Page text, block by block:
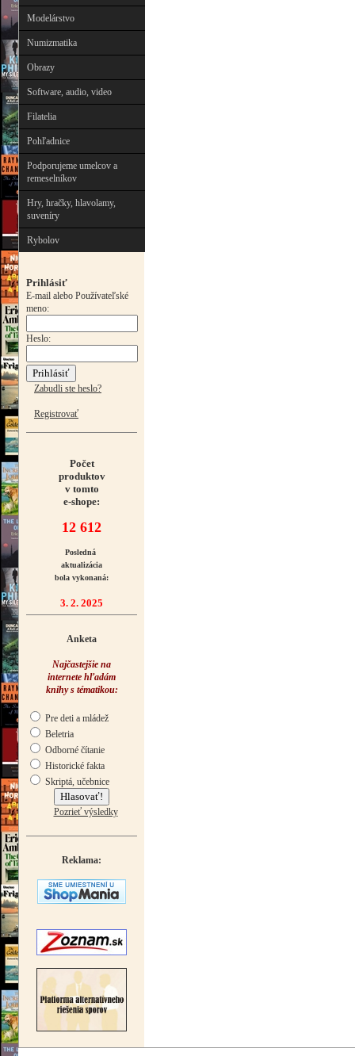
Modelárstvo
Numizmatika
Obrazy
Software, audio, video
Filatelia
Pohľadnice
Podporujeme umelcov a
remeselníkov
Hry, hračky, hlavolamy,
suveníry
Rybolov
Prihlásiť
E-mail alebo Používateľské
meno:
Heslo:
Zabudli ste heslo?
Registrovať
Počet
produktov
v tomto
e-shope:
12 612
Posledná
aktualizácia
bola vykonaná:
3. 2. 2025
Anketa
Najčastejšie na
internete hľadám
knihy s tématikou:
Pre deti a mládež
Beletria
Odborné čítanie
Historické fakta
Skriptá, učebnice
Pozrieť výsledky
Reklama: